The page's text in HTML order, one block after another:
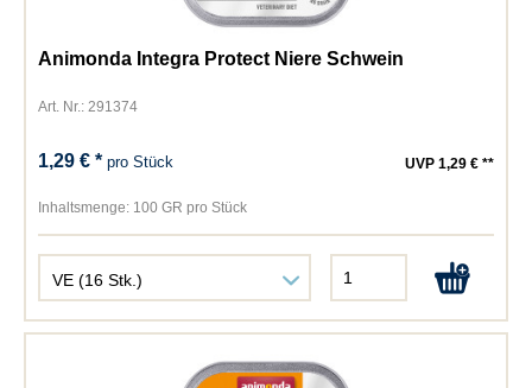
Animonda Integra Protect Niere Schwein
Art. Nr.: 291374
1,29 € *pro Stück UVP 1,29 € **
Inhaltsmenge: 100 GR pro Stück